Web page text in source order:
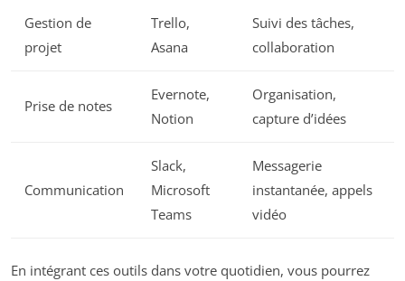
Gestion de
projet
Trello,
Asana
Suivi des tâches,
collaboration
Prise de notes
Evernote,
Notion
Organisation,
capture d’idées
Communication
Slack,
Microsoft
Teams
Messagerie
instantanée, appels
vidéo
En intégrant ces outils dans votre quotidien, vous pourrez